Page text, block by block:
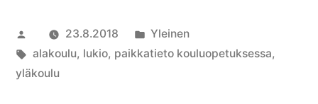
Artikkelin
julkaisija
on
23.8.2018
Julkaistu
kategoriassa
Yleinen
Avainsanat:
alakoulu, lukio, paikkatieto kouluopetuksessa,
yläkoulu